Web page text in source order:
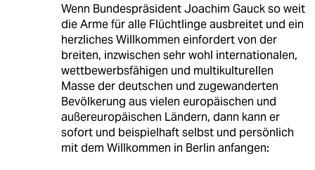
Wenn Bundespräsident Joachim Gauck so weit
die Arme für alle Flüchtlinge ausbreitet und ein
herzliches Willkommen einfordert von der
breiten, inzwischen sehr wohl internationalen,
wettbewerbsfähigen und multikulturellen
Masse der deutschen und zugewanderten
Bevölkerung aus vielen europäischen und
außereuropäischen Ländern, dann kann er
sofort und beispielhaft selbst und persönlich
mit dem Willkommen in Berlin anfangen: